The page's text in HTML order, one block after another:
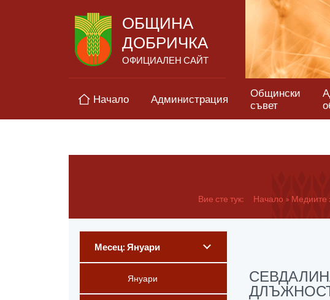
ОБЩИНА
ДОБРИЧКА
ОФИЦИАЛЕН САЙТ
Начало Администрация
Общински
съвет
Вие сте тук: Начало Медиите
Месец: Януари
Януари